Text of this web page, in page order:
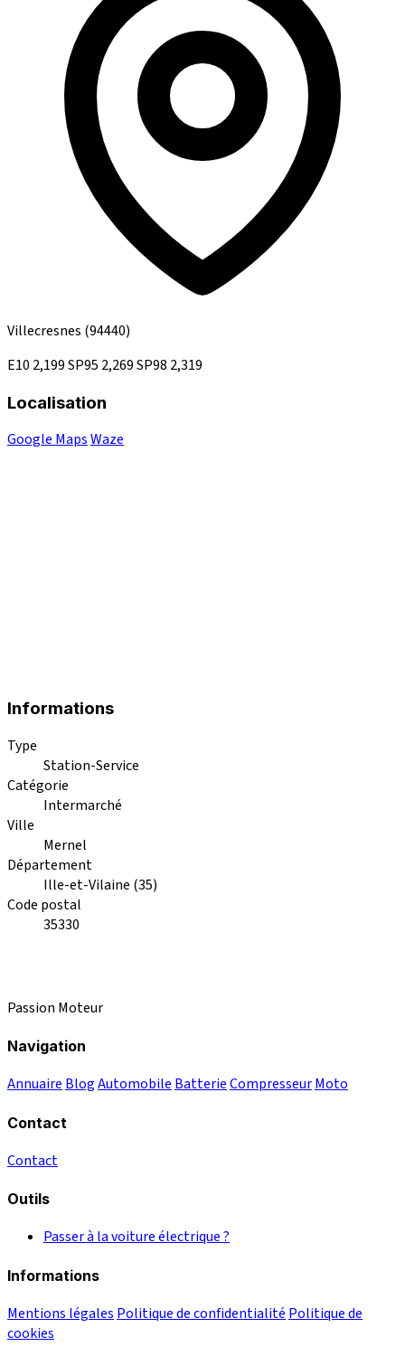
Villecresnes (94440)
E10 2,199SP95 2,269SP98 2,319
Localisation
Google MapsWaze
Informations
Type
Station-Service
Catégorie
Intermarché
Ville
Mernel
Département
Ille-et-Vilaine (35)
Code postal
35330
Passion Moteur
Navigation
Annuaire BlogAutomobile BatterieCompresseurMoto
Contact
Contact
Outils
Passer à la voiture électrique ?
Informations
Mentions légales Politique de confidentialité Politique de
cookies